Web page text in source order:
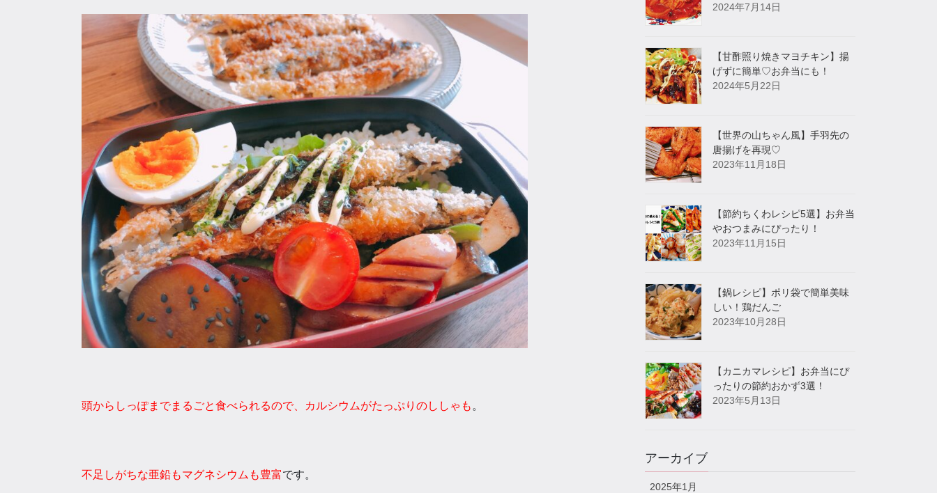
頭からしっぽまでまるごと食べられるので、カルシウムがたっぷりのししゃも 。
不足しがちな亜鉛もマグネシウムも豊富です。
2024年7月14日
【甘酢照り焼きマヨチキン】揚
げずに簡単♡お弁当にも！
2024年5月22日
【世界の山ちゃん風】手羽先の
唐揚げを再現♡
2023年11月18日
【節約ちくわレシピ5選】お弁当
やおつまみにぴったり！
2023年11月15日
【鍋レシピ】ポリ袋で簡単美味
しい！鶏だんご
2023年10月28日
【カニカマレシピ】お弁当にぴ
ったりの節約おかず3選！
2023年5月13日
アーカイブ
2025年1月